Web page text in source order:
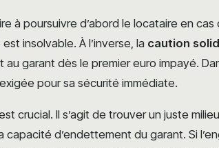
à poursuivre d’abord le locataire en cas
insolvable. À l’inverse, la caution
garant dès le premier euro impayé.
pour sa sécurité immédiate.
crucial. Il s’agit de trouver un juste
d’endettement du garant. Si